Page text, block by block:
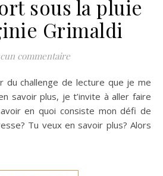
sous la pluie
Grimaldi
commentaire
savoir plus, je t’invite à aller faire
en quoi consiste mon défi de
Tu veux en savoir plus? Alors